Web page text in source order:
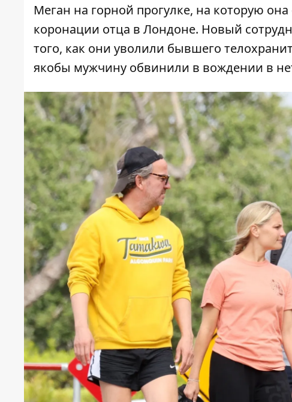
Меган на горной прогулке, на которую
коронации отца в Лондоне. Новый
того, как они уволили бывшего
якобы мужчину обвинили в вождении в